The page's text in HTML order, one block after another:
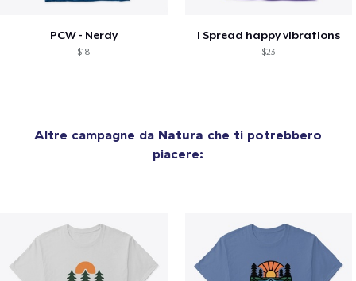
PCW - Nerdy
$18
I Spread happy vibrations
$23
Altre campagne da Natura che ti potrebbero
piacere: